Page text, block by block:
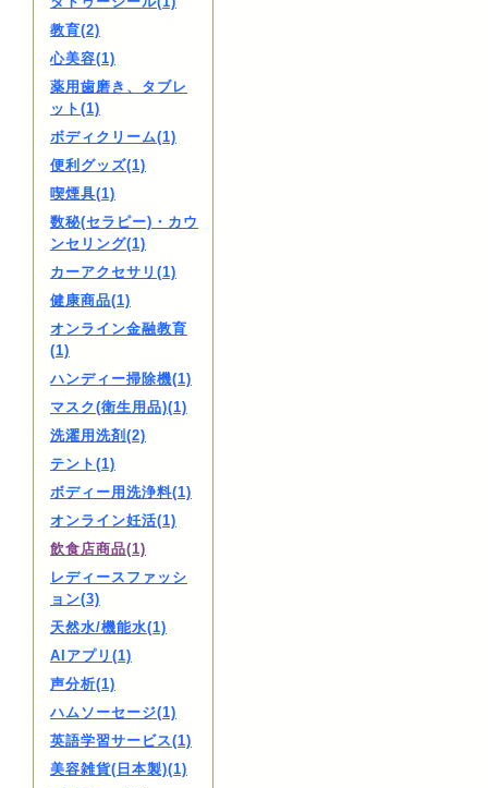
教育(2)
心美容(1)
薬用歯磨き、タブレ
ット(1)
ボディクリーム(1)
便利グッズ(1)
喫煙具(1)
数秘(セラピー)・カウ
ンセリング(1)
カーアクセサリ(1)
健康商品(1)
オンライン金融教育
(1)
ハンディー掃除機(1)
マスク(衛生用品)(1)
洗濯用洗剤(2)
テント(1)
ボディー用洗浄料(1)
オンライン妊活(1)
飲食店商品(1)
レディースファッシ
ョン(3)
天然水/機能水(1)
AIアプリ(1)
声分析(1)
ハムソーセージ(1)
英語学習サービス(1)
美容雑貨(日本製)(1)